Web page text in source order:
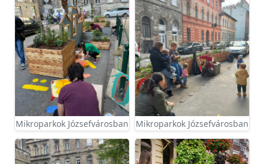
Mikroparkok Józsefvárosban Mikroparkok Józsefvárosban